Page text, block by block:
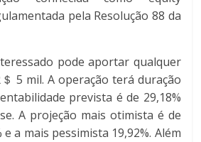
pela Resolução 88 da
pode aportar qualquer
5 mil. A operação terá duração
prevista é de 29,18%
A projeção mais otimista é de
a mais pessimista 19,92%. Além